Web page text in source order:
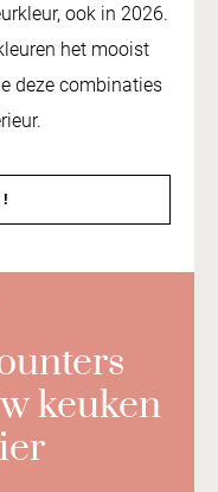
ook in 2026.
het mooist
deze combinaties
keuken